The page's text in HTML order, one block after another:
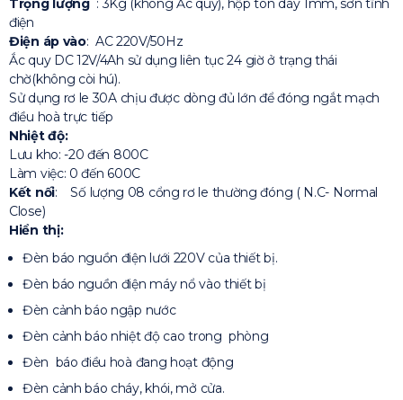
Trọng lượng: 3Kg (không Ăc quy), hộp tôn dày 1mm, sơn tĩnh
điện
Điện áp vào: AC 220V/50Hz
Ắc quy DC 12V/4Ah sử dụng liên tục 24 giờ ở trạng thái
chờ(không còi hú).
Sử dụng rơ le 30A chịu được dòng đủ lớn để đóng ngắt mạch
điều hoà trực tiếp
Nhiệt độ:
Lưu kho: -20 đến 800C
Làm việc: 0 đến 600C
Kết nối: Số lượng 08 cổng rơ le thường đóng ( N.C- Normal
Close)
Hiển thị:
Đèn báo nguồn điện lưới 220V của thiết bị.
Đèn báo nguồn điện máy nổ vào thiết bị
Đèn cảnh báo ngập nước
Đèn cảnh báo nhiệt độ cao trong phòng
Đèn báo điều hoà đang hoạt động
Đèn cảnh báo cháy, khói, mở cửa.